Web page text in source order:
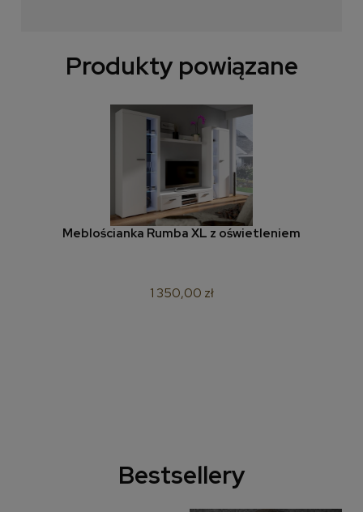
Produkty powiązane
Meblościanka Rumba XL z oświetleniem
1 350,00 zł
Bestsellery